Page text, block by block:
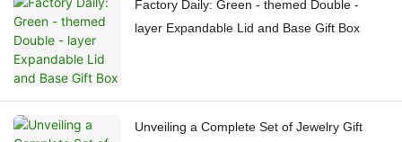
Factory Daily: Green - themed Double -
layer Expandable Lid and Base Gift Box
Unveiling a Complete Set of Jewelry Gift